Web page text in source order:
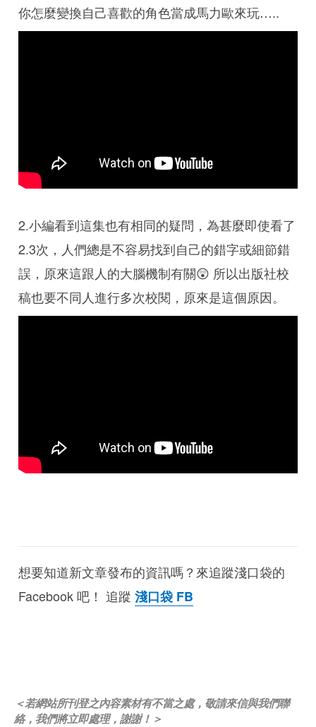
你怎麼變換自己喜歡的角色當成馬力歐來玩…..
2.小編看到這集也有相同的疑問，為甚麼即使看了
2.3次，人們總是不容易找到自己的錯字或細節錯
誤，原來這跟人的大腦機制有關😲 所以出版社校
稿也要不同人進行多次校閱，原來是這個原因。
想要知道新文章發布的資訊嗎？來追蹤淺口袋的
Facebook 吧！ 追蹤 淺口袋 FB
＜若網站所刊登之內容素材有不當之處，敬請來信與我們聯
絡，我們將立即處理，謝謝！＞